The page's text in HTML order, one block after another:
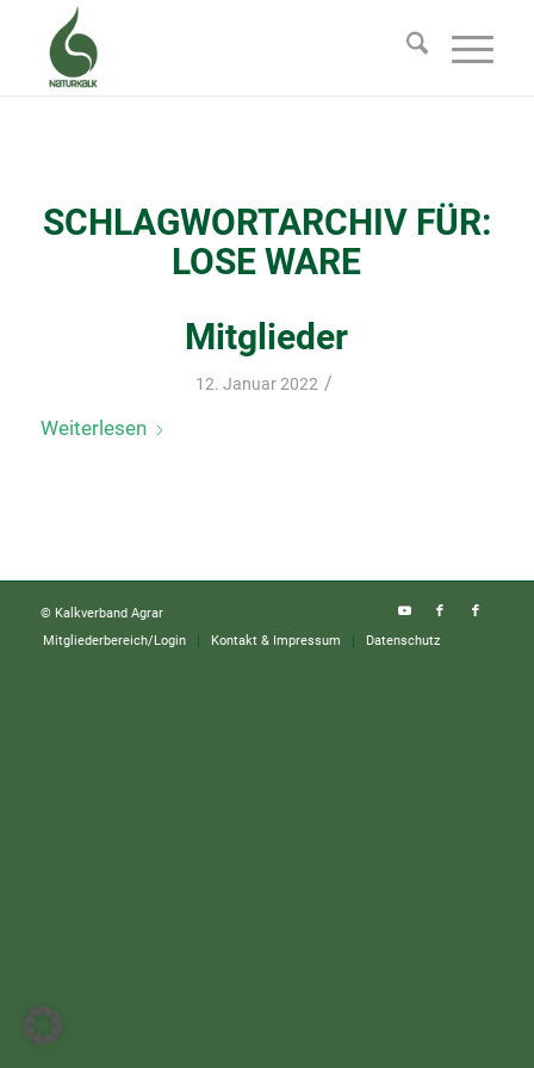
SCHLAGWORTARCHIV FÜR:
LOSE WARE
Mitglieder
12. Januar 2022 /
Weiterlesen
© Kalkverband Agrar
Mitgliederbereich/Login
Kontakt & Impressum Datenschutz